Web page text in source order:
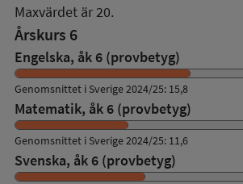
Maxvärdet är 20.
Årskurs 6
Engelska, åk 6 (provbetyg)
Genomsnittet i Sverige 2024/25: 15,8
Matematik, åk 6 (provbetyg)
Genomsnittet i Sverige 2024/25: 11,6
Svenska, åk 6 (provbetyg)